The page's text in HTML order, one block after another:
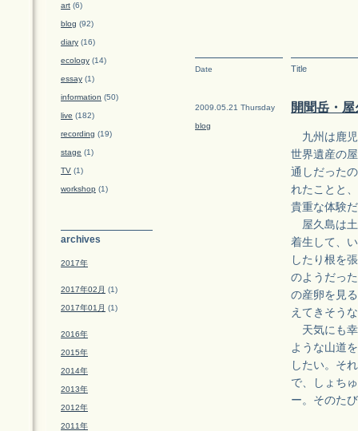
Date Title
2009.05.21 Thursday
blog
開聞岳・
九州は鹿児
世界遺産の
通しだった
れたことと
貴重な体験
屋久島は土
着生して、
したり根を
のようだっ
の産卵を見
えてきそう
天気にも幸
ような山道
したい。そ
で、しょち
ー。そのた
art (6)
blog (92)
diary (16)
ecology (14)
essay (1)
information (50)
live (182)
recording (19)
stage (1)
TV (1)
workshop (1)
archives
2017年
2017年02月 (1)
2017年01月 (1)
2016年
2015年
2014年
2013年
2012年
2011年